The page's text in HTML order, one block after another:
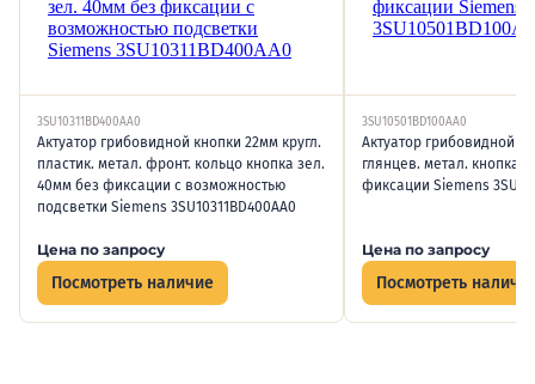
3SU10311BD400AA0
Актуатор грибовидной кнопки 22мм кругл.
пластик. метал. фронт. кольцо кнопка зел.
40мм без фиксации с возможностью
подсветки Siemens 3SU10311BD400AA0
Цена по запросу
Посмотреть наличие
3SU10501BD100AA0
Актуатор грибовидной
глянцев. метал. кнопка
фиксации Siemens
Цена по запросу
Посмотреть